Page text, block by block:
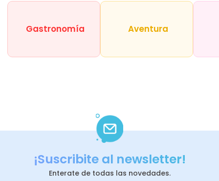
Gastronomía Aventura
¡Suscribite al newsletter!
Enterate de todas las novedades.